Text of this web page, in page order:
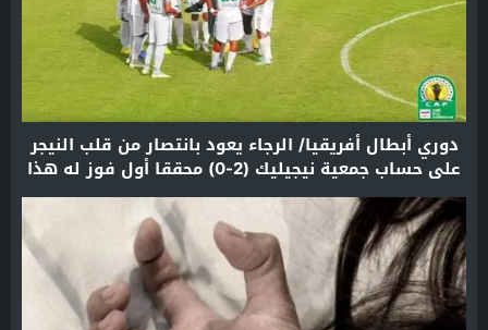
دوري أبطال أفريقيا/ الرجاء يعود بانتصار من قلب النيجر
على حساب جمعية نيجيليك (2-0) محققا أول فوز له هذا
الموسم